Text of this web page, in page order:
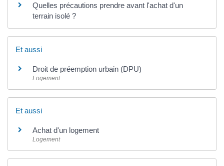
Quelles précautions prendre avant l'achat d'un
terrain isolé ?
Et aussi
Droit de préemption urbain (DPU)
Logement
Et aussi
Achat d'un logement
Logement